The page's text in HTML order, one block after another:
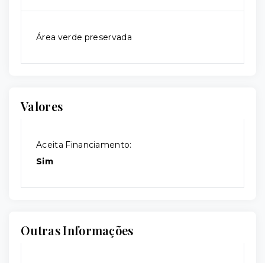
Área verde preservada
Valores
Aceita Financiamento:
Sim
Outras Informações